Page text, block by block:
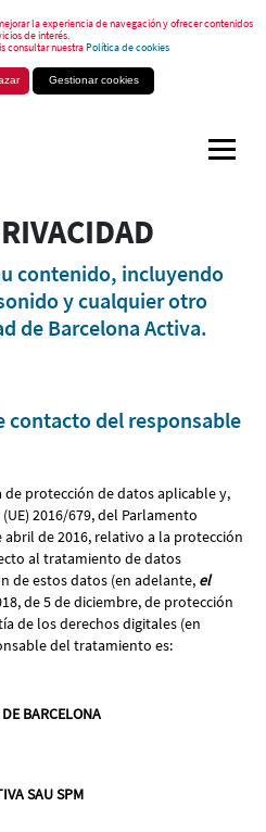
la experiencia de navegación y ofrecer contenidos
de interés.
consultar nuestraPolítica de cookies
Gestionar cookies
contenido, incluyendo
y cualquier otro
de Barcelona Activa.
contacto del responsable
protección de datos aplicable y,
2016/679, del Parlamento
abril de 2016, relativo a la protección
al tratamiento de datos
de estos datos (en adelante, el
de 5 de diciembre, de protección
de los derechos digitales (en
del tratamiento es:
BARCELONA
SAU SPM